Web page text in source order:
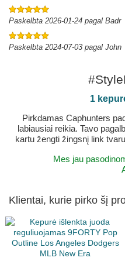
Paskelbta 2026-01-24 pagal Badr
Paskelbta 2024-07-03 pagal John
1
Pirkdamas Caphunters
labiausiai reikia. Tavo
kartu žengti žingsnį link
Mes jau
Klientai, kurie pirko šį